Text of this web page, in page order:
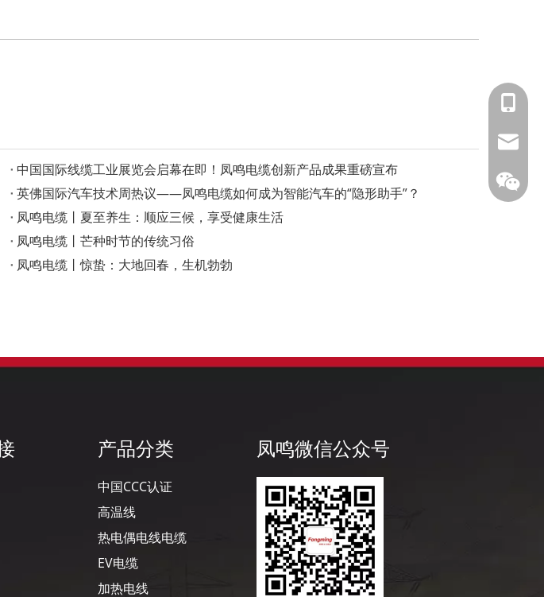
‌中国国际线缆工业展览会启幕在即！凤鸣电缆创新产品成果重磅宣布
英佛国际汽车技术周热议——凤鸣电缆如何成为智能汽车的“隐形助手”？
凤鸣电缆丨夏至养生：顺应三候，享受健康生活
凤鸣电缆丨芒种时节的传统习俗
凤鸣电缆丨惊蛰：大地回春，生机勃勃
产品分类
中国CCC认证
高温线
热电偶电线电缆
EV电缆
加热电线
凤鸣微信公众号